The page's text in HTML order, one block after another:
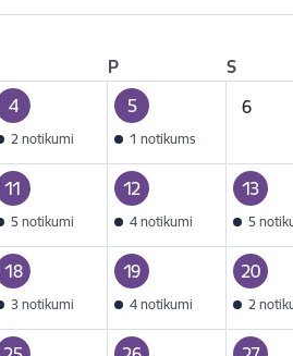
P S
4
2 notikumi
5
1 notikums
6
11
5 notikumi
12
4 notikumi
13
5
18
3 notikumi
19
4 notikumi
20
2